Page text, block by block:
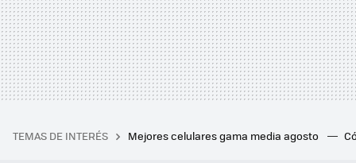
TEMAS DE INTERÉS Mejores celulares gama media agosto